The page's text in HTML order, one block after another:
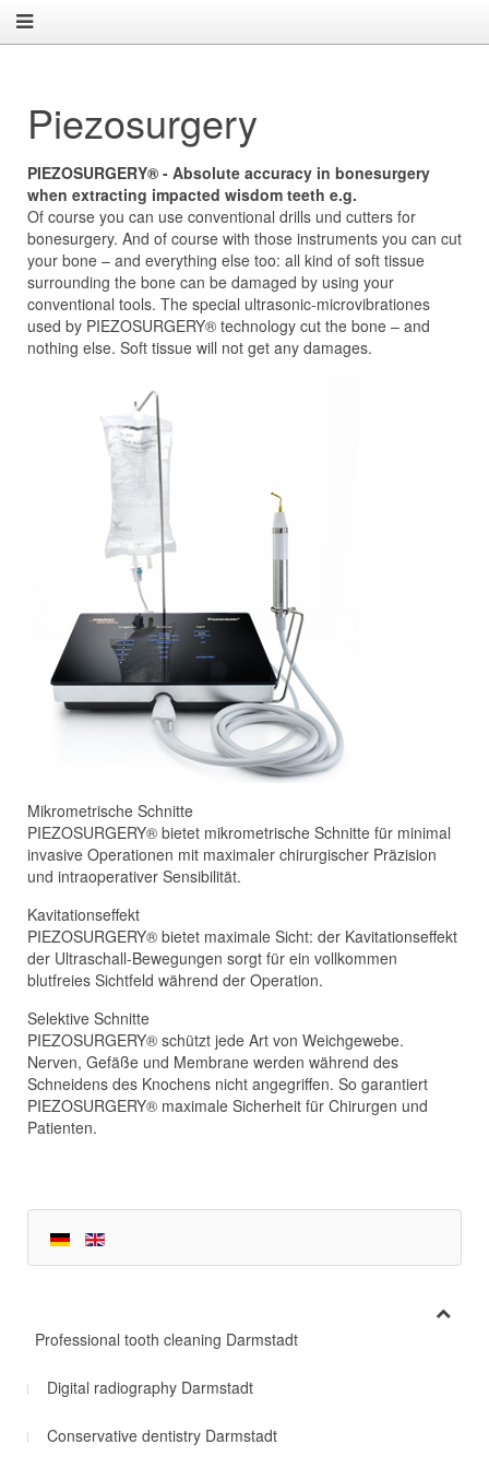
Piezosurgery
PIEZOSURGERY® - Absolute accuracy in bonesurgery
when extracting impacted wisdom teeth e.g.
Of course you can use conventional drills und cutters for
bonesurgery. And of course with those instruments you can cut
your bone – and everything else too: all kind of soft tissue
surrounding the bone can be damaged by using your
conventional tools. The special ultrasonic-microvibrationes
used by PIEZOSURGERY® technology cut the bone – and
nothing else. Soft tissue will not get any damages.
Mikrometrische Schnitte
PIEZOSURGERY® bietet mikrometrische Schnitte für minimal
invasive Operationen mit maximaler chirurgischer Präzision
und intraoperativer Sensibilität.
Kavitationseffekt
PIEZOSURGERY® bietet maximale Sicht: der Kavitationseffekt
der Ultraschall-Bewegungen sorgt für ein vollkommen
blutfreies Sichtfeld während der Operation.
Selektive Schnitte
PIEZOSURGERY® schützt jede Art von Weichgewebe.
Nerven, Gefäße und Membrane werden während des
Schneidens des Knochens nicht angegriffen. So garantiert
PIEZOSURGERY® maximale Sicherheit für Chirurgen und
Patienten.
Professional tooth cleaning Darmstadt
Digital radiography Darmstadt
Conservative dentistry Darmstadt